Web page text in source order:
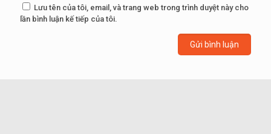
Lưu tên của tôi, email, và trang web trong trình duyệt này cho
lần bình luận kế tiếp của tôi.